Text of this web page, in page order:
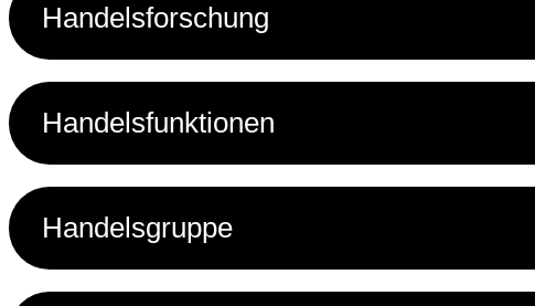
Handelsforschung
Handelsfunktionen
Handelsgruppe